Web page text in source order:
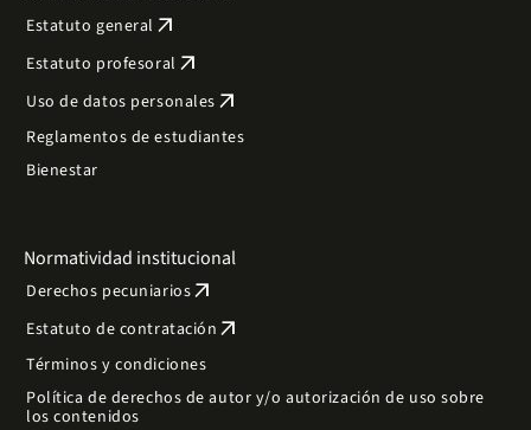
Estatuto general arrow_outward
Estatuto profesoral arrow_outward
Uso de datos personales arrow_outward
Reglamentos de estudiantes
Bienestar
Normatividad institucional
Derechos pecuniariosarrow_outward
Estatuto de contratación arrow_outward
Términos y condiciones
Política de derechos de autor y/o autorización de uso sobre
los contenidos